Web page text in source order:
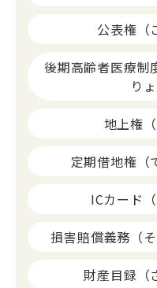
公表権（
後期高齢者医療制
り
地上権
定期借地権（
ICカード
損害賠償義務（
財産目録（